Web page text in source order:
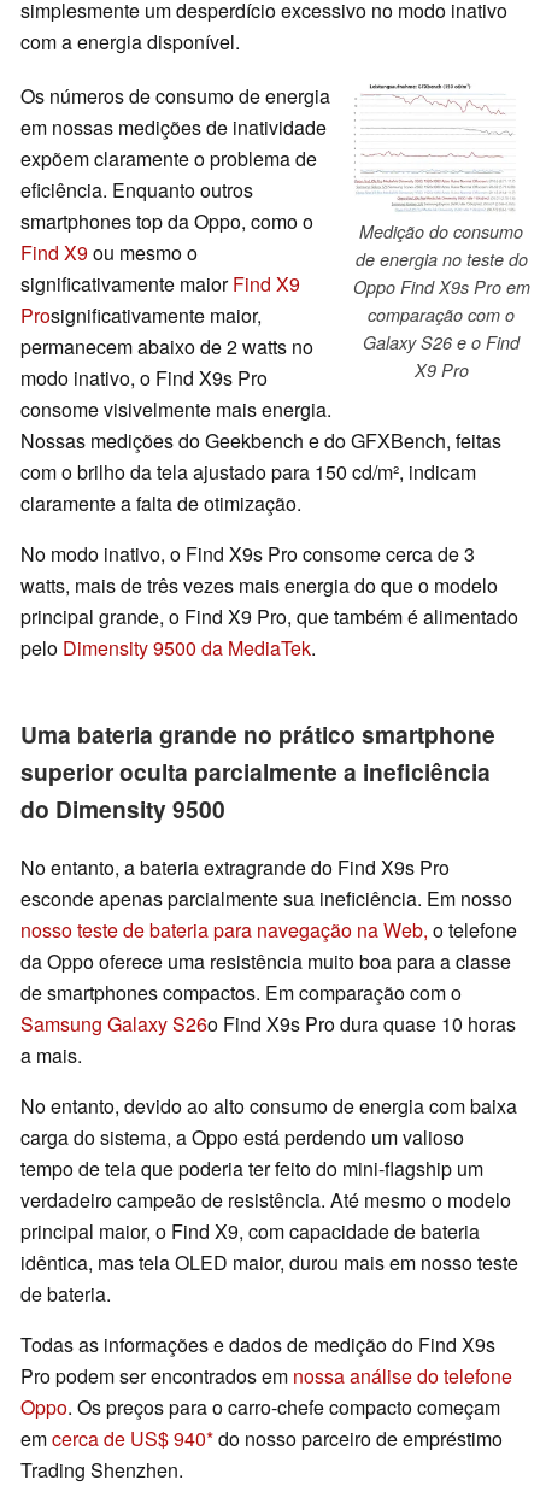
simplesmente um desperdício excessivo no modo inativo
com a energia disponível.
Medição do consumo
de energia no teste do
Oppo Find X9s Pro em
comparação com o
Galaxy S26 e o Find
X9 Pro
Os números de consumo de energia
em nossas medições de inatividade
expõem claramente o problema de
eficiência. Enquanto outros
smartphones top da Oppo, como o
Find X9ou mesmo o
significativamente maiorFind X9
Prosignificativamente maior,
permanecem abaixo de 2 watts no
modo inativo, o Find X9s Pro
consome visivelmente mais energia.
Nossas medições do Geekbench e do GFXBench, feitas
com o brilho da tela ajustado para 150 cd/m², indicam
claramente a falta de otimização.
No modo inativo, o Find X9s Pro consome cerca de 3
watts, mais de três vezes mais energia do que o modelo
principal grande, o Find X9 Pro, que também é alimentado
pelo Dimensity 9500 da MediaTek.
Uma bateria grande no prático smartphone
superior oculta parcialmente a ineficiência
do Dimensity 9500
No entanto, a bateria extragrande do Find X9s Pro
esconde apenas parcialmente sua ineficiência. Em nosso
nosso teste de bateria para navegação na Web, o telefone
da Oppo oferece uma resistência muito boa para a classe
de smartphones compactos. Em comparação com o
Samsung Galaxy S26o Find X9s Pro dura quase 10 horas
a mais.
No entanto, devido ao alto consumo de energia com baixa
carga do sistema, a Oppo está perdendo um valioso
tempo de tela que poderia ter feito do mini-flagship um
verdadeiro campeão de resistência. Até mesmo o modelo
principal maior, o Find X9, com capacidade de bateria
idêntica, mas tela OLED maior, durou mais em nosso teste
de bateria.
Todas as informações e dados de medição do Find X9s
Pro podem ser encontrados em nossa análise do telefone
Oppo. Os preços para o carro-chefe compacto começam
emcerca de US$ 940 do nosso parceiro de empréstimo
Trading Shenzhen.